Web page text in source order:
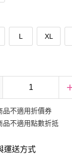
L XL
不適用折價券
不適用點數折抵
運送方式